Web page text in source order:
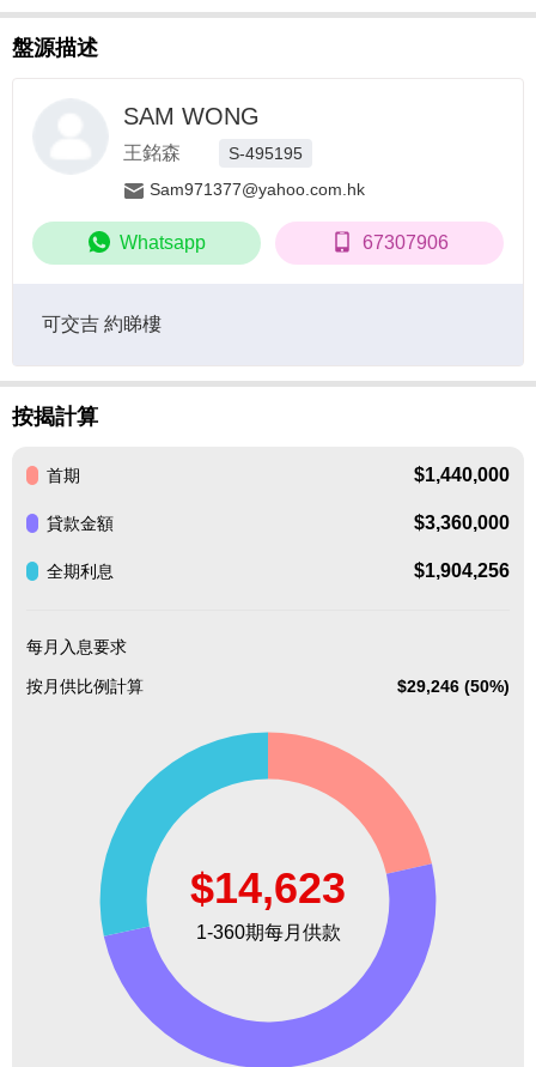
盤源描述
SAM WONG
王銘森
S-495195
Sam971377@yahoo.com.hk
Whatsapp 67307906
可交吉 約睇樓
按揭計算
首期 $1,440,000
貸款金額 $3,360,000
全期利息 $1,904,256
每月入息要求
按月供比例計算 $29,246 (50%)